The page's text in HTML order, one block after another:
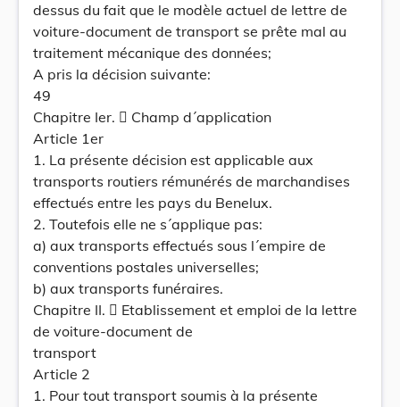
dessus du fait que le modèle actuel de lettre de
voiture-document de transport se prête mal au
traitement mécanique des données;
A pris la décision suivante:
49
Chapitre Ier.  Champ d´application
Article 1er
1. La présente décision est applicable aux
transports routiers rémunérés de marchandises
effectués entre les pays du Benelux.
2. Toutefois elle ne s´applique pas:
a) aux transports effectués sous l´empire de
conventions postales universelles;
b) aux transports funéraires.
Chapitre II.  Etablissement et emploi de la lettre
de voiture-document de
transport
Article 2
1. Pour tout transport soumis à la présente